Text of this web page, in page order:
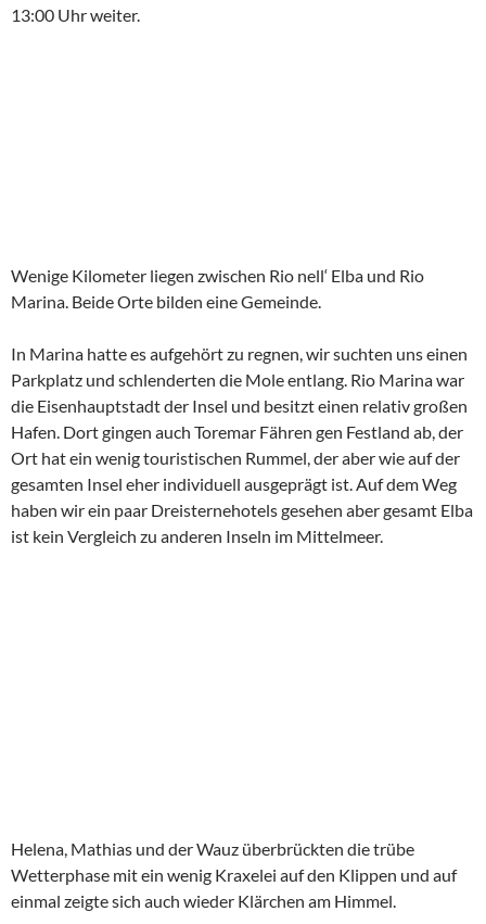
13:00 Uhr weiter.
Wenige Kilometer liegen zwischen Rio nell‘ Elba und Rio
Marina. Beide Orte bilden eine Gemeinde.
In Marina hatte es aufgehört zu regnen, wir suchten uns einen
Parkplatz und schlenderten die Mole entlang. Rio Marina war
die Eisenhauptstadt der Insel und besitzt einen relativ großen
Hafen. Dort gingen auch Toremar Fähren gen Festland ab, der
Ort hat ein wenig touristischen Rummel, der aber wie auf der
gesamten Insel eher individuell ausgeprägt ist. Auf dem Weg
haben wir ein paar Dreisternehotels gesehen aber gesamt Elba
ist kein Vergleich zu anderen Inseln im Mittelmeer.
Helena, Mathias und der Wauz überbrückten die trübe
Wetterphase mit ein wenig Kraxelei auf den Klippen und auf
einmal zeigte sich auch wieder Klärchen am Himmel.